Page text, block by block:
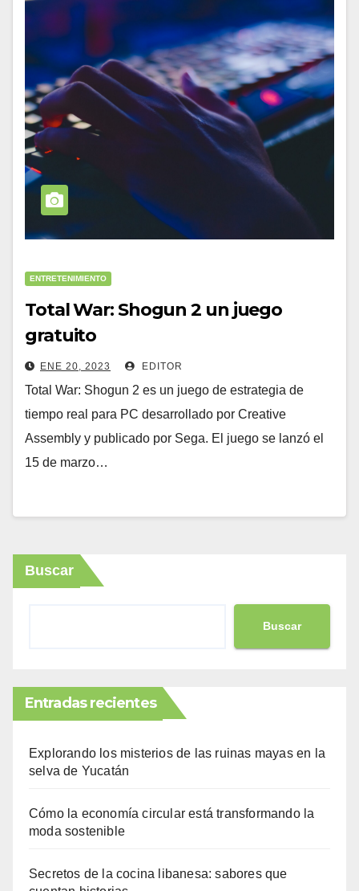
ENTRETENIMIENTO
Total War: Shogun 2 un juego
gratuito
ENE 20, 2023 EDITOR
Total War: Shogun 2 es un juego de estrategia de
tiempo real para PC desarrollado por Creative
Assembly y publicado por Sega. El juego se lanzó el
15 de marzo…
Buscar
Buscar
Entradas recientes
Explorando los misterios de las ruinas mayas en la
selva de Yucatán
Cómo la economía circular está transformando la
moda sostenible
Secretos de la cocina libanesa: sabores que